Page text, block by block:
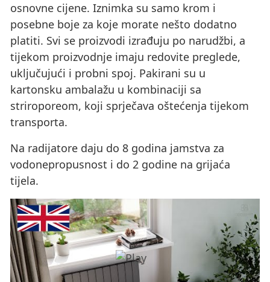
osnovne cijene. Iznimka su samo krom i
posebne boje za koje morate nešto dodatno
platiti. Svi se proizvodi izrađuju po narudžbi, a
tijekom proizvodnje imaju redovite preglede,
uključujući i probni spoj. Pakirani su u
kartonsku ambalažu u kombinaciji sa
striroporeom, koji sprječava oštećenja tijekom
transporta.
Na radijatore daju do 8 godina jamstva za
vodonepropusnost i do 2 godine na grijaća
tijela.